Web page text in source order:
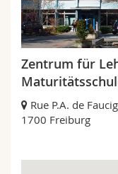
Zentrum für
Rue P.A. de
1700 Freiburg